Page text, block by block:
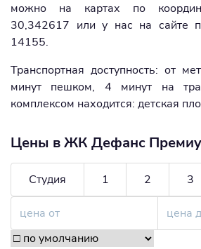
можно на картах по
30,342617 или у нас на сайте
14155.
Транспортная доступность: от
минут пешком, 4 минут на
комплексом находится: детская
Цены в ЖК Дефанс
Студия 1 2 3